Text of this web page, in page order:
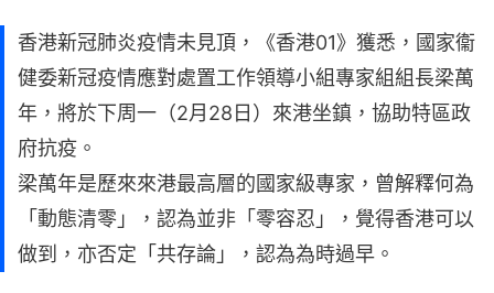
香港新冠肺炎疫情未見頂，《香港01》獲悉，國家衞
健委新冠疫情應對處置工作領導小組專家組組長梁萬
年，將於下周一（2月28日）來港坐鎮，協助特區政
府抗疫。
梁萬年是歷來來港最高層的國家級專家，曾解釋何為
「動態清零」，認為並非「零容忍」，覺得香港可以
做到，亦否定「共存論」，認為為時過早。